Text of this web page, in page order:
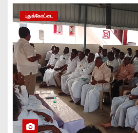
புதுக்கோட்டை